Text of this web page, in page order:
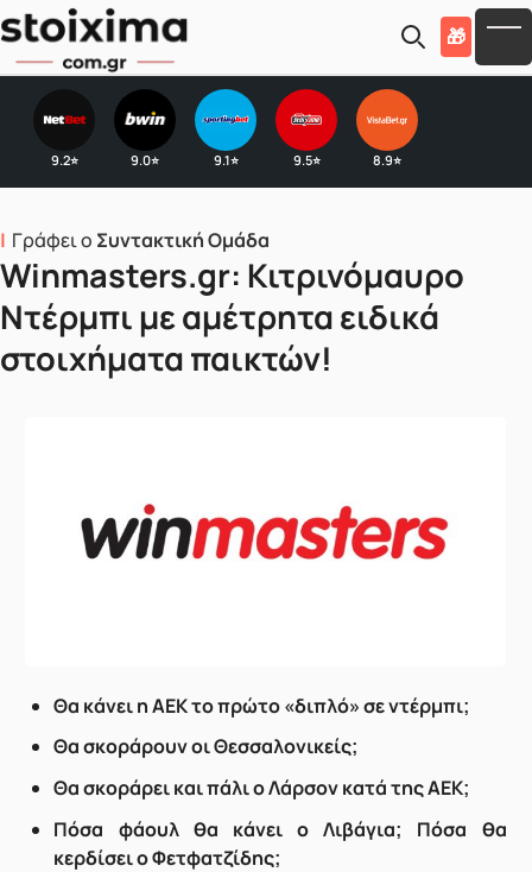
Skip to main content
🎁
9.2⭐ 9.0⭐ 9.1⭐ 9.5⭐ 8.9⭐
Γράφει ο Συντακτική Ομάδα
Winmasters.gr: Κιτρινόμαυρο
Ντέρμπι με αμέτρητα ειδικά
στοιχήματα παικτών!
Θα κάνει η ΑΕΚ το πρώτο «διπλό» σε ντέρμπι;
Θα σκοράρουν οι Θεσσαλονικείς;
Θα σκοράρει και πάλι ο Λάρσον κατά της ΑΕΚ;
Πόσα φάουλ θα κάνει ο Λιβάγια; Πόσα θα
κερδίσει ο Φετφατζίδης;